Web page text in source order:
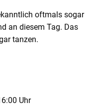
oftmals sogar
an diesem Tag. Das
tanzen.
Uhr